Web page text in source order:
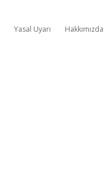
Yasal Uyarı Hakkımızda